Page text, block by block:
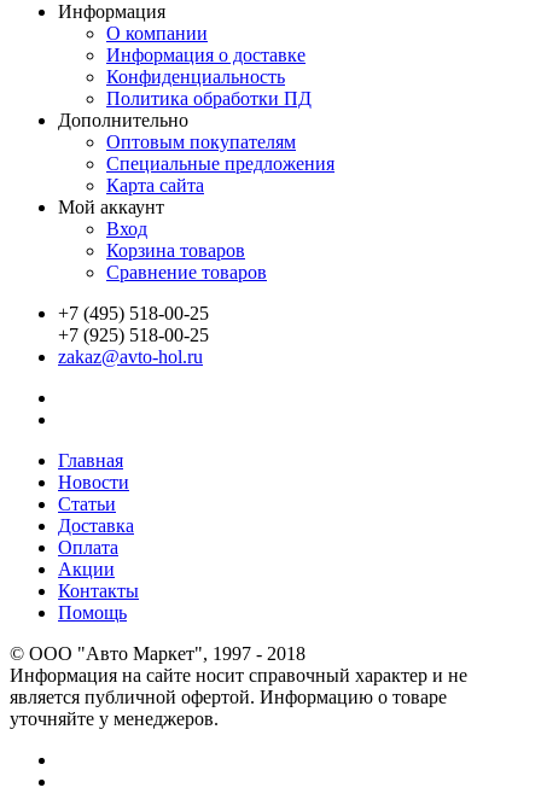
Информация
О компании
Информация о доставке
Конфиденциальность
Политика обработки ПД
Дополнительно
Оптовым покупателям
Специальные предложения
Карта сайта
Мой аккаунт
Вход
Корзина товаров
Сравнение товаров
+7 (495) 518-00-25
+7 (925) 518-00-25
zakaz@avto-hol.ru
Главная
Новости
Статьи
Доставка
Оплата
Акции
Контакты
Помощь
© OOO "Авто Маркет", 1997 - 2018
Информация на сайте носит справочный характер и не
является публичной офертой. Информацию о товаре
уточняйте у менеджеров.